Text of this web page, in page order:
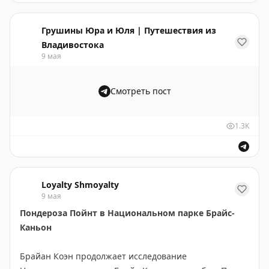
Отель предложил несколько вариантов решения:
переселение в соседний отель или возврат денег
плюс 40 000 поинтов World of Hyatt. Однако гость
свою позицию и предложил более выгодные условия,
лояльности.
Этот случай показывает важность настойчивости при
общении с отелями и готовность Hyatt работать с
недовольными гостями, особенно с членами элитных
Mark Ostermann Miles To Memories
Грушины Юра и Юля | Путешествия из
Владивостока
9 мая
Смотреть пост
1.3K
Loyalty Shmoyalty
9 мая
Пондероза Пойнт в Национальном парке Брайс-
Каньон
Брайан Коэн продолжает исследование